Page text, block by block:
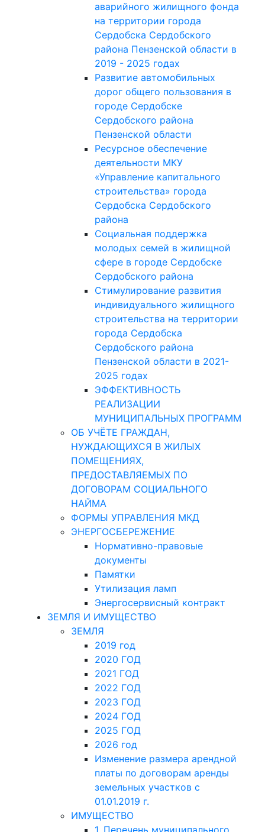
аварийного жилищного фонда
на территории города
Сердобска Сердобского
района Пензенской области в
2019 - 2025 годах
Развитие автомобильных
дорог общего пользования в
городе Сердобске
Сердобского района
Пензенской области
Ресурсное обеспечение
деятельности МКУ
«Управление капитального
строительства» города
Сердобска Сердобского
района
Социальная поддержка
молодых семей в жилищной
сфере в городе Сердобске
Сердобского района
Стимулирование развития
индивидуального жилищного
строительства на территории
города Сердобска
Сердобского района
Пензенской области в 2021-
2025 годах
ЭФФЕКТИВНОСТЬ
РЕАЛИЗАЦИИ
МУНИЦИПАЛЬНЫХ ПРОГРАММ
ОБ УЧЁТЕ ГРАЖДАН,
НУЖДАЮЩИХСЯ В ЖИЛЫХ
ПОМЕЩЕНИЯХ,
ПРЕДОСТАВЛЯЕМЫХ ПО
ДОГОВОРАМ СОЦИАЛЬНОГО
НАЙМА
ФОРМЫ УПРАВЛЕНИЯ МКД
ЭНЕРГОСБЕРЕЖЕНИЕ
Нормативно-правовые
документы
Памятки
Утилизация ламп
Энергосервисный контракт
ЗЕМЛЯ И ИМУЩЕСТВО
ЗЕМЛЯ
2019 год
2020 ГОД
2021 ГОД
2022 ГОД
2023 ГОД
2024 ГОД
2025 ГОД
2026 год
Изменение размера арендной
платы по договорам аренды
земельных участков с
01.01.2019 г.
ИМУЩЕСТВО
1. Перечень муниципального